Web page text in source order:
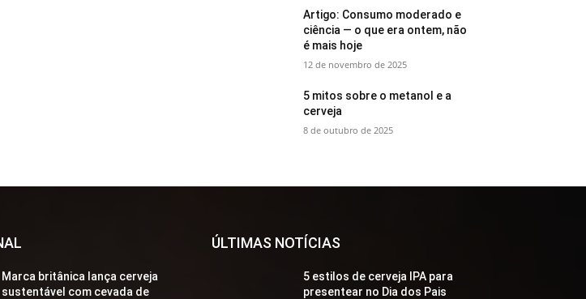
Artigo: Consumo moderado e
ciência — o que era ontem, não
é mais hoje
12 de novembro de 2025
5 mitos sobre o metanol e a
cerveja
8 de outubro de 2025
Marca britânica lança cerveja
sustentável com cevada de
ÚLTIMAS NOTÍCIAS
5 estilos de cerveja IPA para
presentear no Dia dos Pais